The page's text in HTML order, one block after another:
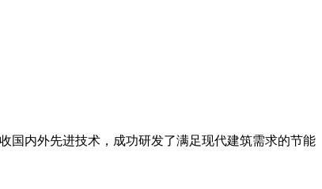
国内外先进技术，成功研发了满足现代建筑需求的节能